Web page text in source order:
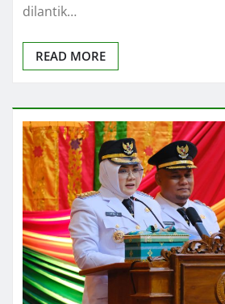
dilantik…
READ MORE